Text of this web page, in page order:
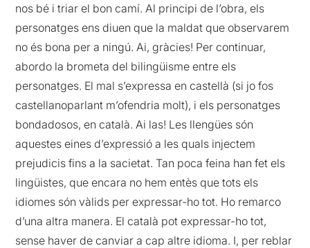
nos bé i triar el bon camí. Al principi de l’obra, els
personatges ens diuen que la maldat que observarem
no és bona per a ningú. Ai, gràcies! Per continuar,
abordo la brometa del bilingüisme entre els
personatges. El mal s’expressa en castellà (si jo fos
castellanoparlant m’ofendria molt), i els personatges
bondadosos, en català. Ai las! Les llengües són
aquestes eines d’expressió a les quals injectem
prejudicis fins a la sacietat. Tan poca feina han fet els
lingüistes, que encara no hem entès que tots els
idiomes són vàlids per expressar-ho tot. Ho remarco
d’una altra manera. El català pot expressar-ho tot,
sense haver de canviar a cap altre idioma. I, per reblar